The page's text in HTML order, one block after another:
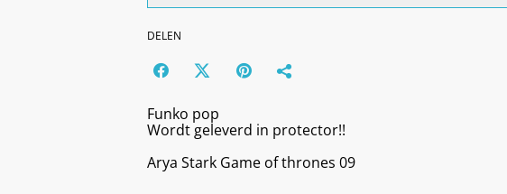
DELEN
Funko pop
Wordt geleverd in protector!!
Arya Stark Game of thrones 09